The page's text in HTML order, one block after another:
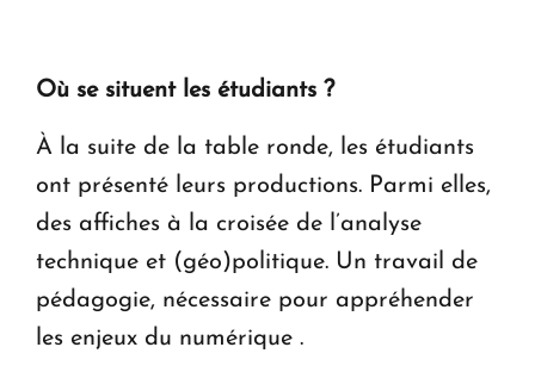
Où se situent les étudiants ?
À la suite de la table ronde, les étudiants
ont présenté leurs productions. Parmi elles,
des affiches à la croisée de l’analyse
technique et (géo)politique. Un travail de
pédagogie, nécessaire pour appréhender
les enjeux du numérique .